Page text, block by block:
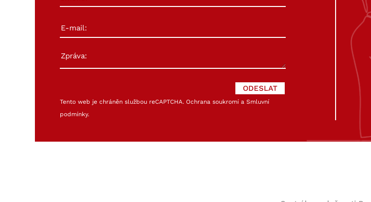
Tento web je chráněn službou reCAPTCHA. Ochrana soukromí a Smluvní
podmínky.